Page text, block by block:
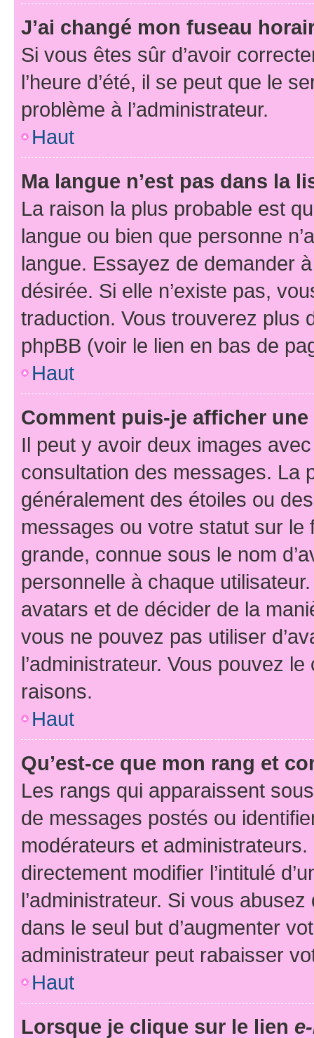
J’ai changé mon fuseau
Si vous êtes sûr d’avoir
l’heure d’été, il se peut que le
problème à l’administrateur.
Haut
Ma langue n’est pas dans la
La raison la plus probable est
langue ou bien que personne
langue. Essayez de demander
désirée. Si elle n’existe pas,
traduction. Vous trouverez plus
phpBB (voir le lien en bas de
Haut
Comment puis-je afficher
Il peut y avoir deux images
consultation des messages. La
généralement des étoiles ou
messages ou votre statut sur
grande, connue sous le nom
personnelle à chaque utilisateur.
avatars et de décider de la
vous ne pouvez pas utiliser
l’administrateur. Vous pouvez
raisons.
Haut
Qu’est-ce que mon rang et
Les rangs qui apparaissent
de messages postés ou
modérateurs et
directement modifier l’intitulé
l’administrateur. Si vous
dans le seul but d’augmenter
administrateur peut rabaisser
Haut
Lorsque je clique sur le lien